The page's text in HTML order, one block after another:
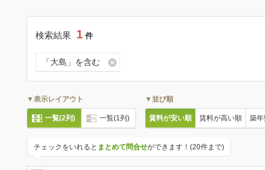
検索結果 1 件
「大島」を含む
▼表示レイアウト
一覧(2列) 一覧(1列)
▼並び順
賃料が安い順 賃料が高い順 築
チェックをいれると まとめて問合せができます！(20件まで)